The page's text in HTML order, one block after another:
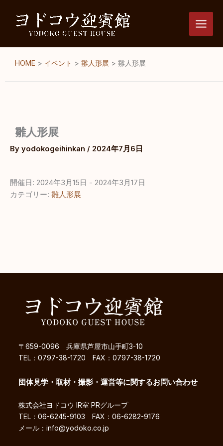
HOME > イベント > 雛人形展 > 雛人形展
雛人形展
By yodokogeihinkan / 2024年7月6日
開催日: 2024年3月15日 - 2024年3月17日
カテゴリー: 雛人形展
〒659-0096 兵庫県芦屋市山手町3-10
TEL：0797-38-1720 FAX：0797-38-1720
団体見学・取材・撮影・運営等に関するお問い合わせ
株式会社ヨドコウ IR室 PRグループ
TEL：06-6245-9103 FAX：06-6282-9176
メール：info@yodoko.co.jp